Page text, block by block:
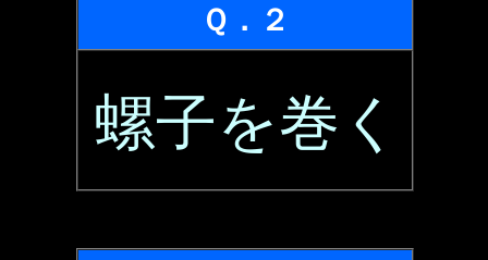
Ｑ．２
螺子を巻く